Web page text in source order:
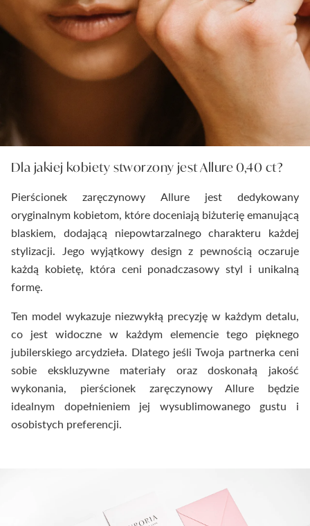
Dla jakiej kobiety stworzony jest Allure 0,40 ct?
Pierścionek zaręczynowy Allure jest dedykowany
oryginalnym kobietom, które doceniają biżuterię emanującą
blaskiem, dodającą niepowtarzalnego charakteru każdej
stylizacji. Jego wyjątkowy design z pewnością oczaruje
każdą kobietę, która ceni ponadczasowy styl i unikalną
formę.
Ten model wykazuje niezwykłą precyzję w każdym detalu,
co jest widoczne w każdym elemencie tego pięknego
jubilerskiego arcydzieła. Dlatego jeśli Twoja partnerka ceni
sobie ekskluzywne materiały oraz doskonałą jakość
wykonania, pierścionek zaręczynowy Allure będzie
idealnym dopełnieniem jej wysublimowanego gustu i
osobistych preferencji.